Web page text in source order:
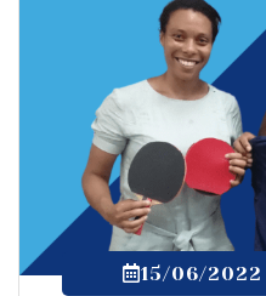
15/06/2022